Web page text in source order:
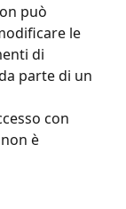
può
le
di
parte di un
con
è